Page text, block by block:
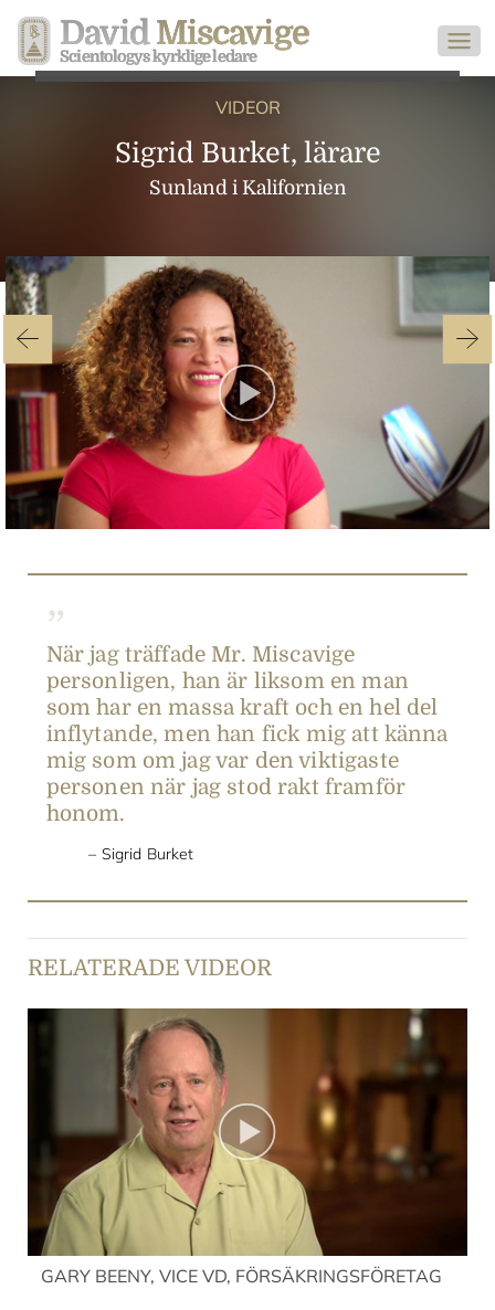
David Miscavige
Scientologys kyrklige ledare
VIDEOR
Sigrid Burket, lärare
Sunland i Kalifornien
Play
Video
När jag träffade Mr. Miscavige
personligen, han är liksom en man
som har en massa kraft och en hel del
inflytande, men han fick mig att känna
mig som om jag var den viktigaste
personen när jag stod rakt framför
honom.
Sigrid Burket
RELATERADE VIDEOR
GARY BEENY, VICE VD, FÖRSÄKRINGSFÖRETAG